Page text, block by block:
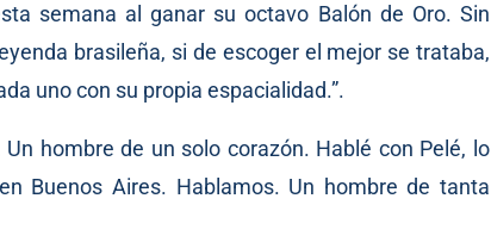
semana al ganar su octavo Balón de Oro. Sin
brasileña, si de escoger el mejor se trataba,
uno con su propia espacialidad.”.
hombre de un solo corazón. Hablé con Pelé, lo
Buenos Aires. Hablamos. Un hombre de tanta